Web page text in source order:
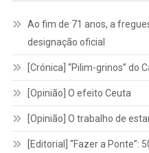
Ao fim de 71 anos, a
designação oficial
[Crónica] “Pilim-grinos” do
[Opinião] O efeito Ceuta
[Opinião] O trabalho de
[Editorial] “Fazer a Ponte”: